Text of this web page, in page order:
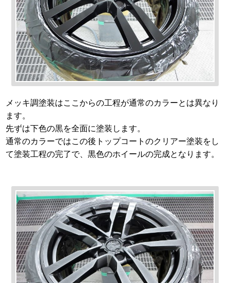
メッキ調塗装はここからの工程が通常のカラーとは異なり
ます。
先ずは下色の黒を全面に塗装します。
通常のカラーではこの後トップコートのクリアー塗装をし
て塗装工程の完了で、黒色のホイールの完成となります。